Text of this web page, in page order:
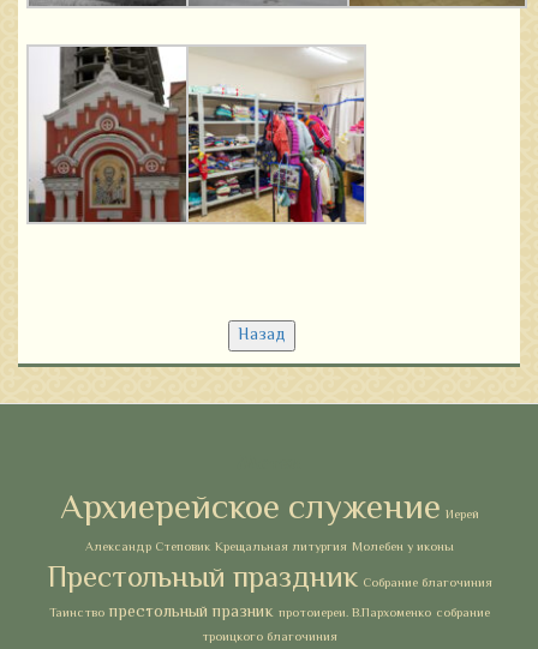
Назад
Архиерейское служение Иерей
Александр Степовик Крещальная литургия Молебен у иконы
Престольный праздник Собрание благочиния
Таинство престольный празник протоиереи. В.Пархоменко собрание
троицкого благочиния